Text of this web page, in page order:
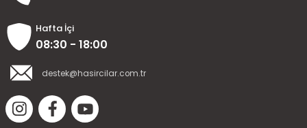
Hafta İçi
08:30 - 18:00
destek@hasircilar.com.tr